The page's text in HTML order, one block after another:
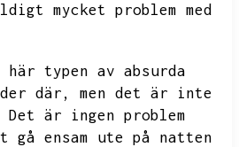
mycket problem med
här typen av absurda
där,
men det är inte
Det är ingen problem
ensam ute på natten